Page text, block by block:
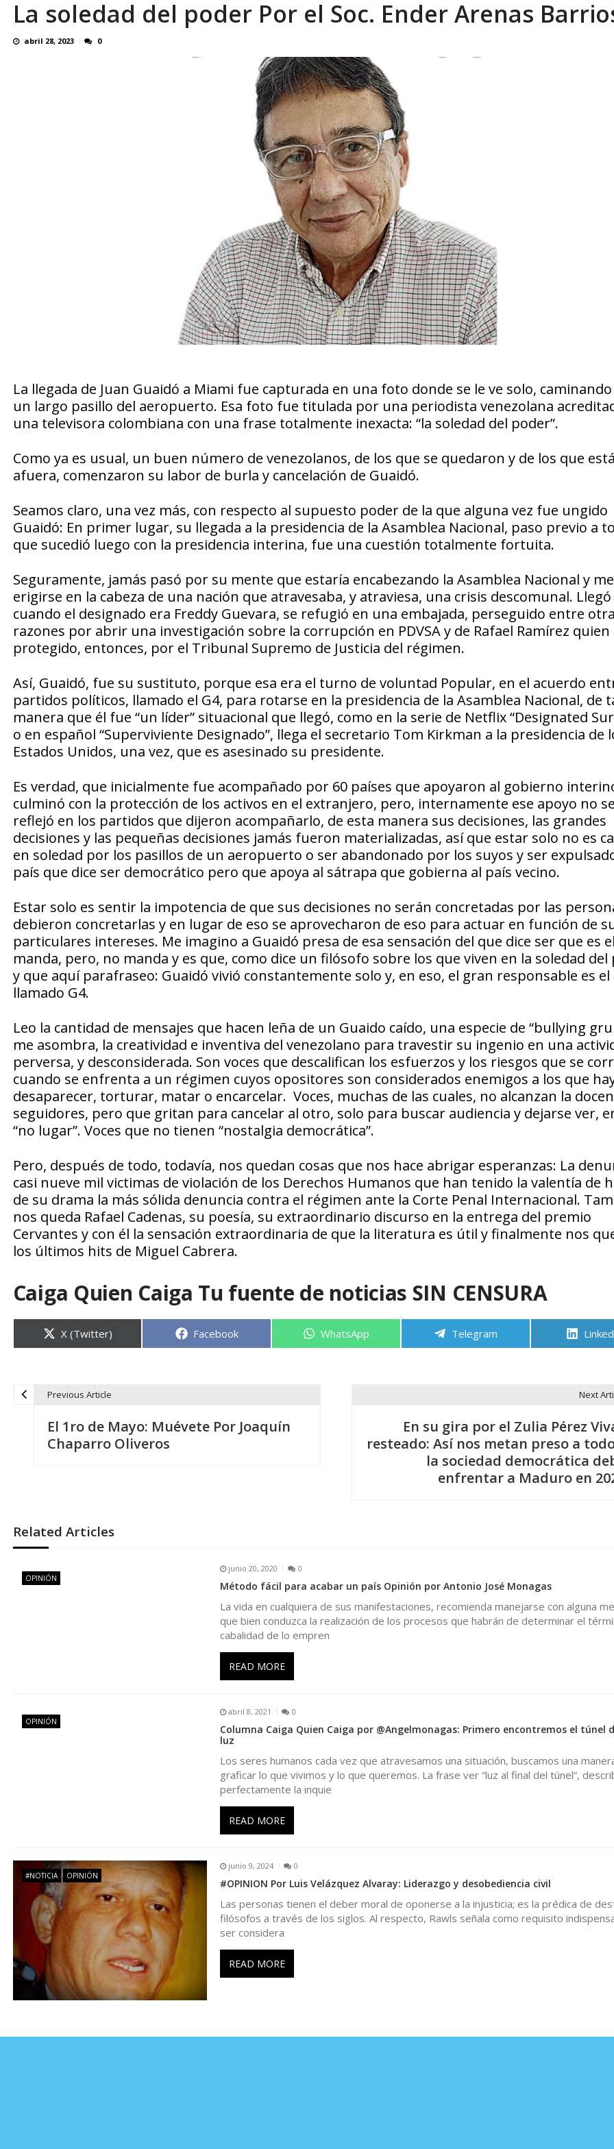
Familiares realizaron nueva vigilia en El Rodeo I por la libertad inmediata de l... AGOSTO 5, 2026
La soledad del poder Por el Soc. Ender Arenas
abril 28, 2023 0
La llegada de Juan Guaidó a Miami fue capturada en una foto donde se le ve solo,
un largo pasillo del aeropuerto. Esa foto fue titulada por una periodista venezolana
una televisora colombiana con una frase totalmente inexacta: “la soledad del poder”.
Como ya es usual, un buen número de venezolanos, de los que se quedaron y de los que
afuera, comenzaron su labor de burla y cancelación de Guaidó.
Seamos claro, una vez más, con respecto al supuesto poder de la que alguna vez fue ungido
Guaidó: En primer lugar, su llegada a la presidencia de la Asamblea Nacional, paso previo a
que sucedió luego con la presidencia interina, fue una cuestión totalmente fortuita.
Seguramente, jamás pasó por su mente que estaría encabezando la Asamblea Nacional y
erigirse en la cabeza de una nación que atravesaba, y atraviesa, una crisis descomunal. Llegó
cuando el designado era Freddy Guevara, se refugió en una embajada, perseguido entre
razones por abrir una investigación sobre la corrupción en PDVSA y de Rafael Ramírez
protegido, entonces, por el Tribunal Supremo de Justicia del régimen.
Así, Guaidó, fue su sustituto, porque esa era el turno de voluntad Popular, en el acuerdo
partidos políticos, llamado el G4, para rotarse en la presidencia de la Asamblea Nacional, de
manera que él fue “un líder” situacional que llegó, como en la serie de Netflix “Designated
o en español “Superviviente Designado”, llega el secretario Tom Kirkman a la presidencia de
Estados Unidos, una vez, que es asesinado su presidente.
Es verdad, que inicialmente fue acompañado por 60 países que apoyaron al gobierno
culminó con la protección de los activos en el extranjero, pero, internamente ese apoyo no se
reflejó en los partidos que dijeron acompañarlo, de esta manera sus decisiones, las grandes
decisiones y las pequeñas decisiones jamás fueron materializadas, así que estar solo no es
en soledad por los pasillos de un aeropuerto o ser abandonado por los suyos y ser
país que dice ser democrático pero que apoya al sátrapa que gobierna al país vecino.
Estar solo es sentir la impotencia de que sus decisiones no serán concretadas por las
debieron concretarlas y en lugar de eso se aprovecharon de eso para actuar en función de
particulares intereses. Me imagino a Guaidó presa de esa sensación del que dice ser que es
manda, pero, no manda y es que, como dice un filósofo sobre los que viven en la soledad del
y que aquí parafraseo: Guaidó vivió constantemente solo y, en eso, el gran responsable es el
llamado G4.
Leo la cantidad de mensajes que hacen leña de un Guaido caído, una especie de “bullying
me asombra, la creatividad e inventiva del venezolano para travestir su ingenio en una
perversa, y desconsiderada. Son voces que descalifican los esfuerzos y los riesgos que se
cuando se enfrenta a un régimen cuyos opositores son considerados enemigos a los que
desaparecer, torturar, matar o encarcelar. Voces, muchas de las cuales, no alcanzan la
seguidores, pero que gritan para cancelar al otro, solo para buscar audiencia y dejarse ver,
“no lugar”. Voces que no tienen “nostalgia democrática”.
Pero, después de todo, todavía, nos quedan cosas que nos hace abrigar esperanzas: La
casi nueve mil victimas de violación de los Derechos Humanos que han tenido la valentía de
de su drama la más sólida denuncia contra el régimen ante la Corte Penal Internacional.
nos queda Rafael Cadenas, su poesía, su extraordinario discurso en la entrega del premio
Cervantes y con él la sensación extraordinaria de que la literatura es útil y finalmente nos
los últimos hits de Miguel Cabrera.
Caiga Quien Caiga Tu fuente de noticias SIN CENSURA
Compartir
en
X (Twitter) Compartir
Facebook Compartir
WhatsApp Compartir
Telegram
g
a
n
n
t
a
d
a
Previous Article
El 1ro de Mayo: Muévete Por Joaquín
Chaparro Oliveros
Next
En su gira por el Zulia Pérez
resteado: Así nos metan preso a
la sociedad democrática
enfrentar a Maduro en
Related Articles
OPINIÓN
junio 20, 2020 0
Método fácil para acabar un país Opinión por Antonio José Monagas
La vida en cualquiera de sus manifestaciones, recomienda manejarse con alguna
que bien conduzca la realización de los procesos que habrán de determinar el
cabalidad de lo empren
READ MORE
OPINIÓN
abril 8, 2021 0
Columna Caiga Quien Caiga por @Angelmonagas: Primero encontremos el túnel
luz
Los seres humanos cada vez que atravesamos una situación, buscamos una
graficar lo que vivimos y lo que queremos. La frase ver “luz al final del túnel”,
perfectamente la inquie
READ MORE
#NOTICIA OPINIÓN
junio 9, 2024 0
#OPINION Por Luis Velázquez Alvaray: Liderazgo y desobediencia civil
Las personas tienen el deber moral de oponerse a la injusticia; es la prédica de
filósofos a través de los siglos. Al respecto, Rawls señala como requisito
ser considera
READ MORE